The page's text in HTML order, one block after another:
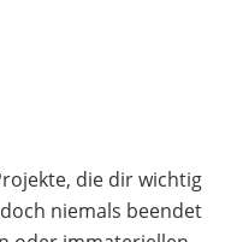
die dir wichtig
niemals beendet